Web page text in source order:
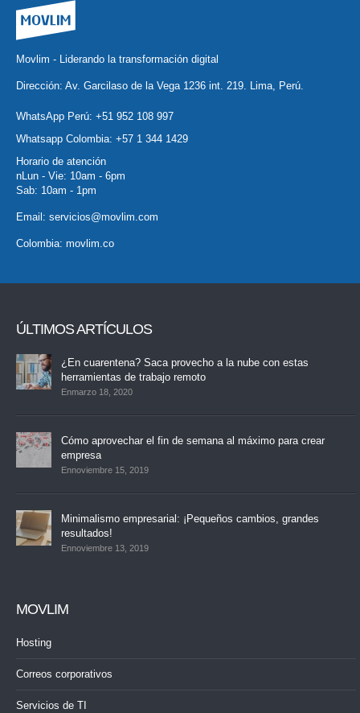
Movlim - Liderando la transformación digital
Dirección: Av. Garcilaso de la Vega 1236 int. 219. Lima, Perú.
WhatsApp Perú: +51 952 108 997
Whatsapp Colombia: +57 1 344 1429
Horario de atención
nLun - Vie: 10am - 6pm
Sab: 10am - 1pm
Email: servicios@movlim.com
Colombia: movlim.co
ÚLTIMOS ARTÍCULOS
¿En cuarentena? Saca provecho a la nube con estas
herramientas de trabajo remoto
Enmarzo 18, 2020
Cómo aprovechar el fin de semana al máximo para crear
empresa
Ennoviembre 15, 2019
Minimalismo empresarial: ¡Pequeños cambios, grandes
resultados!
Ennoviembre 13, 2019
MOVLIM
Hosting
Correos corporativos
Servicios de TI